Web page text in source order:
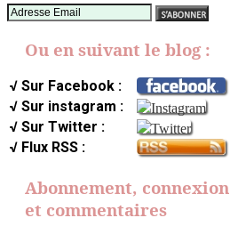
Ou en suivant le blog :
√ Sur Facebook :
√ Sur instagram :
√ Sur Twitter :
√ Flux RSS :
Abonnement, connexion
et commentaires